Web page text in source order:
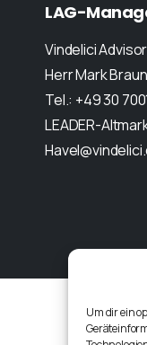
Um dir ein
LAG-
Vindelici
Herr Mark Braun
Tel.: +49 30
LEADER-